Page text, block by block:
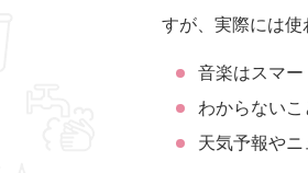
すが、実際には使
音楽はスマ
わからない
天気予報や